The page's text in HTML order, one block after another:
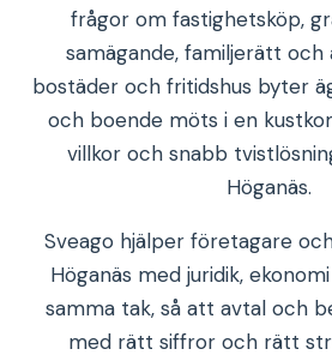
frågor om fastighetsköp,
samägande, familjerätt och
bostäder och fritidshus byter
och boende möts i en
villkor och snabb
Höganäs.
Sveago hjälper företagare
Höganäs med juridik,
samma tak, så att avtal och
med rätt siffror och rätt